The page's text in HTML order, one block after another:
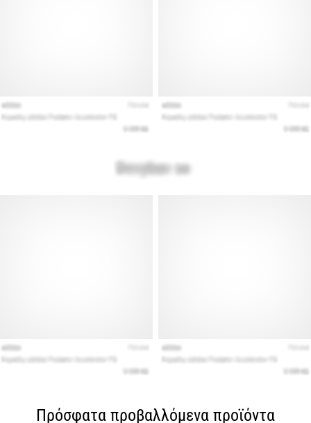
Πρόσφατα προβαλλόμενα προϊόντα